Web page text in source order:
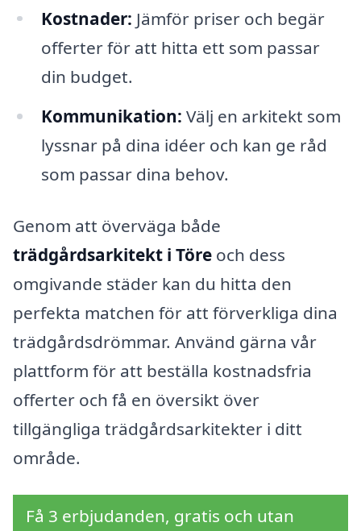
Kostnader: Jämför priser och begär
offerter för att hitta ett som passar
din budget.
Kommunikation: Välj en arkitekt som
lyssnar på dina idéer och kan ge råd
som passar dina behov.
Genom att överväga både
trädgårdsarkitekt i Töre och dess
omgivande städer kan du hitta den
perfekta matchen för att förverkliga dina
trädgårdsdrömmar. Använd gärna vår
plattform för att beställa kostnadsfria
offerter och få en översikt över
tillgängliga trädgårdsarkitekter i ditt
område.
Få 3 erbjudanden, gratis och utan